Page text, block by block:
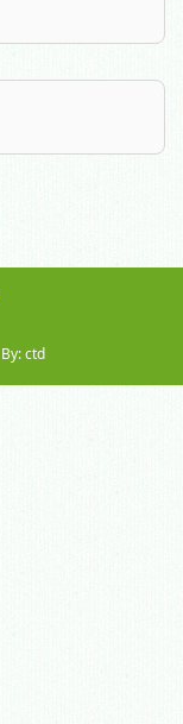
By: ctd